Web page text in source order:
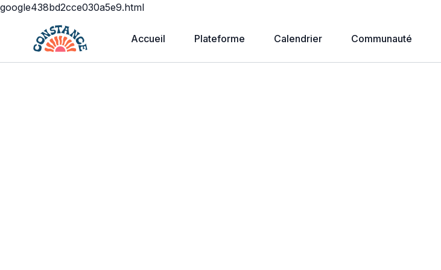
google438bd2cce030a5e9.html
Accueil Plateforme Calendrier Communauté